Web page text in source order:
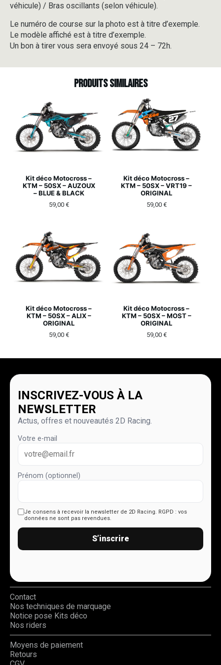
véhicule) / Bras oscillants (selon véhicule).
Le numéro de course sur la photo est à titre d’exemple.
Le modèle affiché est à titre d’exemple.
Un bon à tirer vous sera envoyé sous 24 – 72h.
Produits similaires
Kit déco Motocross –
KTM – 50SX – AUZOUX
– BLUE & BLACK
59,00 €
Kit déco Motocross –
KTM – 50SX – VRT19 –
ORIGINAL
59,00 €
Kit déco Motocross –
KTM – 50SX – ALIX –
ORIGINAL
59,00 €
Kit déco Motocross –
KTM – 50SX – MOST –
ORIGINAL
59,00 €
INSCRIVEZ-VOUS À LA
NEWSLETTER
Actus, offres et nouveautés 2D Racing.
Votre e-mail
Prénom (optionnel)
Je consens à recevoir la newsletter de 2D Racing. RGPD : vos
données ne sont pas revendues.
S’inscrire
Contact
Nos techniques de marquage
Notice pose Kits déco
Nos riders
Moyens de paiement
Retours